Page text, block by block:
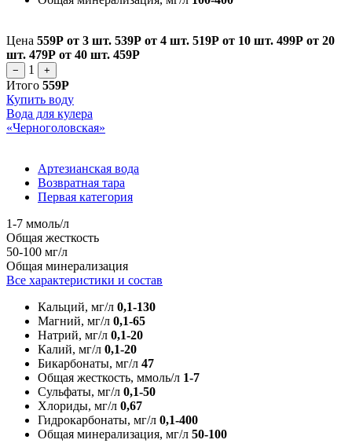
Цена 559Р от 3 шт. 539Р от 4 шт. 519Р от 10 шт. 499Р от 20
шт. 479Р от 40 шт. 459Р
− 1 +
Итого 559Р
Купить воду
Вода для кулера
«Черноголовская»
Артезианская вода
Возвратная тара
Первая категория
1-7 ммоль/л
Общая жесткость
50-100 мг/л
Общая минерализация
Все характеристики и состав
Кальций, мг/л 0,1-130
Магний, мг/л 0,1-65
Натрий, мг/л 0,1-20
Калий, мг/л 0,1-20
Бикарбонаты, мг/л 47
Общая жесткость, ммоль/л 1-7
Сульфаты, мг/л 0,1-50
Хлориды, мг/л 0,67
Гидрокарбонаты, мг/л 0,1-400
Общая минерализация, мг/л 50-100